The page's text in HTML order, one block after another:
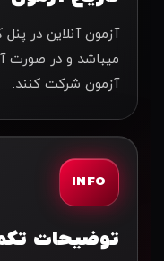
آزمون آنلاین در
میباشد و در صورت
آزمون شرکت کنند.
INFO
توضیحات